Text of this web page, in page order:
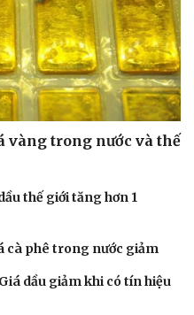
vàng trong nước và thế
thế giới tăng hơn 1
cà phê trong nước giảm
dầu giảm khi có tín hiệu